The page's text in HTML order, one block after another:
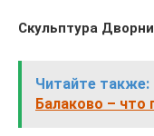
Скульптура
Читайте также:
Балаково – что